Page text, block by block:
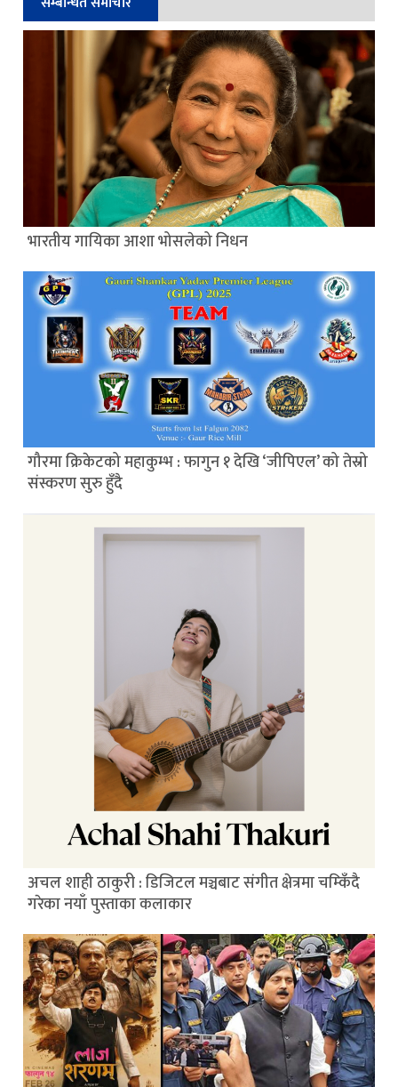
भारतीय गायिका आशा भोसलेको निधन
गौरमा क्रिकेटको महाकुम्भ : फागुन १ देखि ‘जीपिएल’ को तेस्रो
संस्करण सुरु हुँदै
अचल शाही ठाकुरी : डिजिटल मञ्चबाट संगीत क्षेत्रमा चम्किँदै
गरेका नयाँ पुस्ताका कलाकार